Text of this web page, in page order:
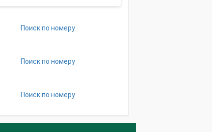
Поиск по номеру
Поиск по номеру
Поиск по номеру